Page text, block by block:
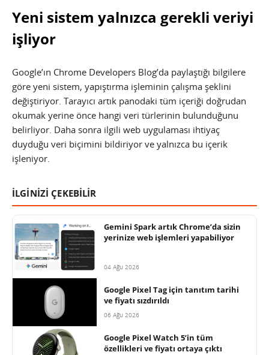
Yeni sistem yalnızca gerekli veriyi
işliyor
Google’ın Chrome Developers Blog’da paylaştığı bilgilere
göre yeni sistem, yapıştırma işleminin çalışma şeklini
değiştiriyor. Tarayıcı artık panodaki tüm içeriği doğrudan
okumak yerine önce hangi veri türlerinin bulunduğunu
belirliyor. Daha sonra ilgili web uygulaması ihtiyaç
duyduğu veri biçimini bildiriyor ve yalnızca bu içerik
işleniyor.
İLGİNİZİ ÇEKEBİLİR
Gemini Spark artık Chrome’da sizin
yerinize web işlemleri yapabiliyor
04 Ağu 2026
Google Pixel Tag için tanıtım tarihi
ve fiyatı sızdırıldı
06 Ağu 2026
Google Pixel Watch 5’in tüm
özellikleri ve fiyatı ortaya çıktı